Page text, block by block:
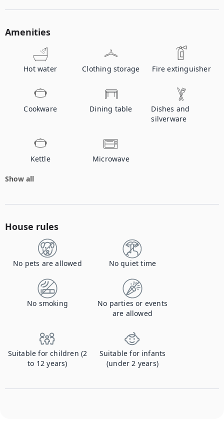
Amenities
Hot water Clothing storage Fire extinguisher
Cookware Dining table
Dishes and
silverware
Kettle Microwave
Show all
House rules
No pets are allowed No quiet time
No smoking
No parties or events
are allowed
Suitable for children (2
to 12 years)
Suitable for infants
(under 2 years)